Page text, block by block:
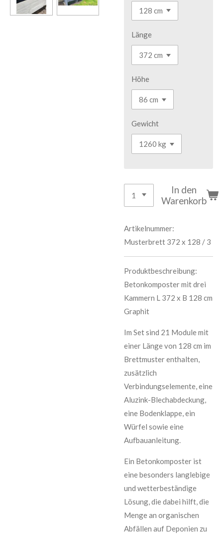
Länge
Höhe
Gewicht
In den
Warenkorb
Artikelnummer:
Musterbrett 372 x 128 / 3
Produktbeschreibung:
Betonkomposter mit drei
Kammern L 372 x B 128 cm
Graphit
Im Set sind 21 Module mit
einer Länge von 128 cm im
Brettmuster enthalten,
zusätzlich
Verbindungselemente, eine
Aluzink-Blechabdeckung,
eine Bodenklappe, ein
Würfel sowie eine
Aufbauanleitung.
Ein Betonkomposter ist
eine besonders langlebige
und wetterbeständige
Lösung, die dabei hilft, die
Menge an organischen
Abfällen auf Deponien zu